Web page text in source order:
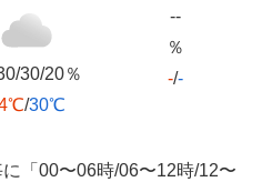
30/20％
/30℃
--
％
-/-
「00〜06時/06〜12時/12〜